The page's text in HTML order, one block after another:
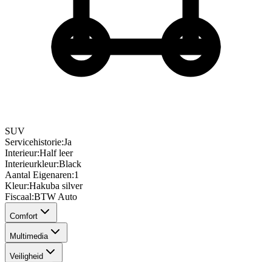
SUV
Servicehistorie:Ja
Interieur:Half leer
Interieurkleur:Black
Aantal Eigenaren:1
Kleur:Hakuba silver
Fiscaal:BTW Auto
Comfort
Multimedia
Veiligheid